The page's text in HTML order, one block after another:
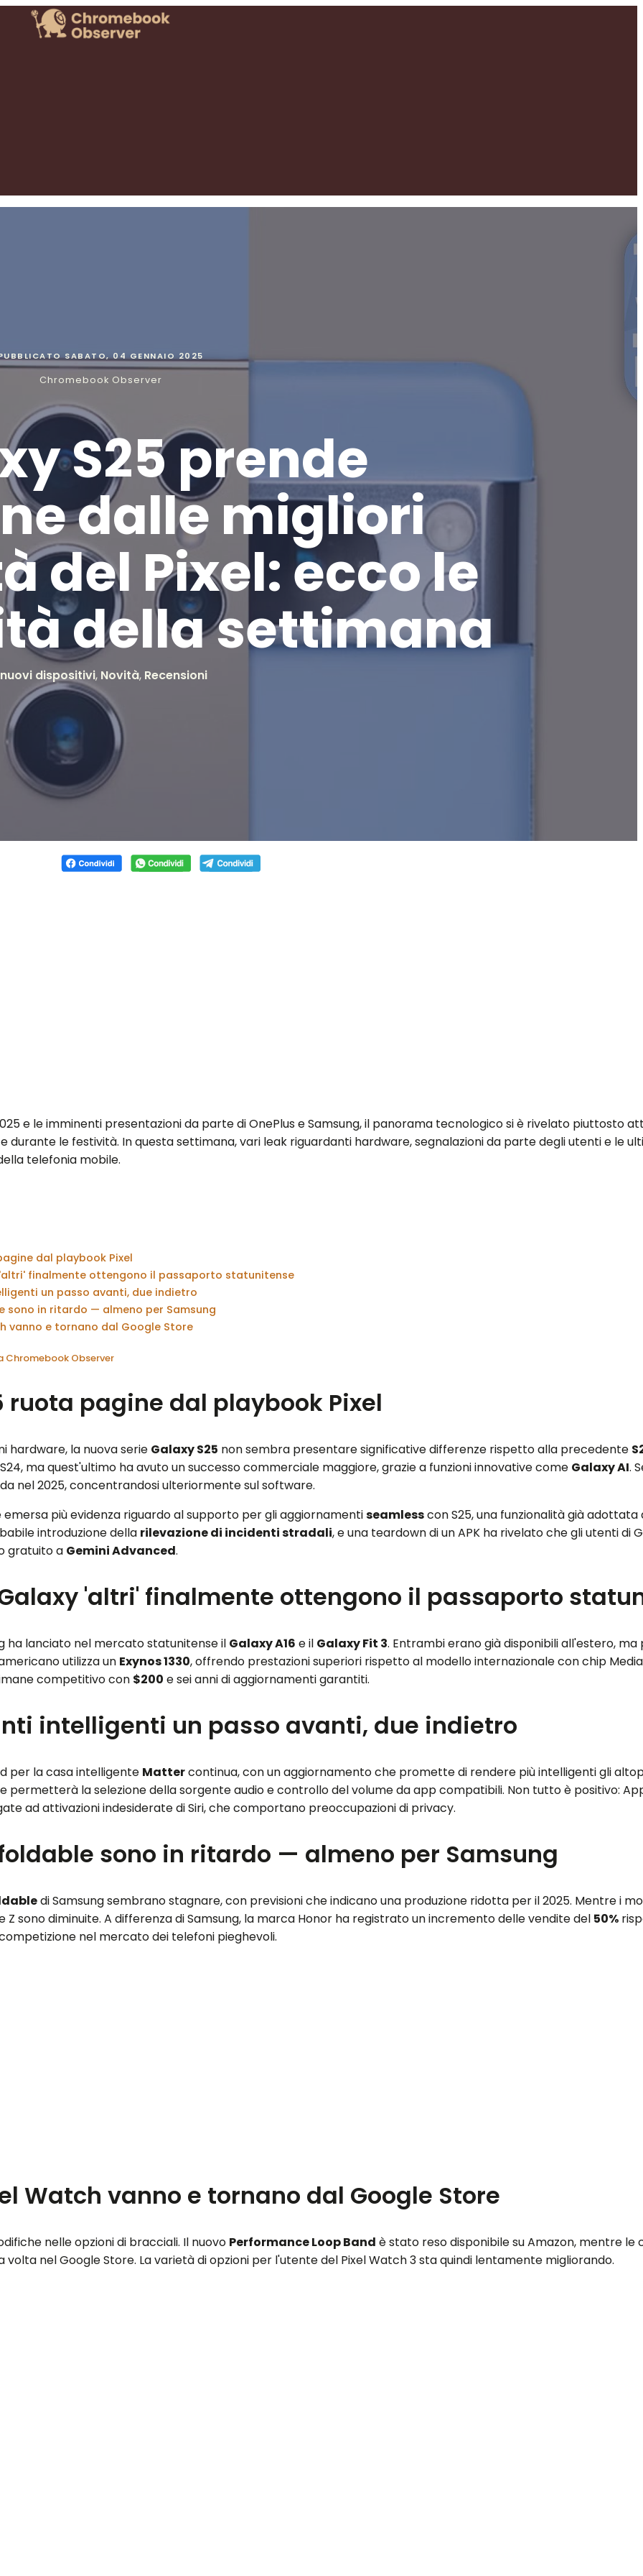
SABATO, 04 GENNAIO 2025
Chromebook Observer
S25 prende
dalle migliori
del Pixel: ecco le
della settimana
dispositivi, Novità, Recensioni
e le imminenti presentazioni da parte di OnePlus e Samsung, il panorama tecnologico si è rivelato piuttosto
durante le festività. In questa settimana, vari leak riguardanti hardware, segnalazioni da parte degli utenti e le
telefonia mobile.
dal playbook Pixel
finalmente ottengono il passaporto statunitense
un passo avanti, due indietro
sono in ritardo — almeno per Samsung
vanno e tornano dal Google Store
Chromebook Observer
ruota pagine dal playbook Pixel
hardware, la nuova serie Galaxy S25 non sembra presentare significative differenze rispetto alla precedente
ma quest'ultimo ha avuto un successo commerciale maggiore, grazie a funzioni innovative come Galaxy AI.
nel 2025, concentrandosi ulteriormente sul software.
emersa più evidenza riguardo al supporto per gli aggiornamentiseamlesscon S25, una funzionalità già
introduzione della rilevazione di incidenti stradali, e una teardown di un APK ha rivelato che gli utenti di
gratuito a Gemini Advanced.
'altri' finalmente ottengono il passaporto
ha lanciato nel mercato statunitense il Galaxy A16 e il Galaxy Fit 3. Entrambi erano già disponibili all'estero,
utilizza un Exynos 1330, offrendo prestazioni superiori rispetto al modello internazionale con chip
competitivo con $200 e sei anni di aggiornamenti garantiti.
intelligenti un passo avanti, due indietro
per la casa intelligente Mattercontinua, con un aggiornamento che promette di rendere più intelligenti gli
permetterà la selezione della sorgente audio e controllo del volume da app compatibili. Non tutto è positivo:
ad attivazioni indesiderate di Siri, che comportano preoccupazioni di privacy.
sono in ritardo — almeno per Samsung
di Samsung sembrano stagnare, con previsioni che indicano una produzione ridotta per il 2025. Mentre i
Z sono diminuite. A differenza di Samsung, la marca Honor ha registrato un incremento delle vendite del 50%
nel mercato dei telefoni pieghevoli.
Watch vanno e tornano dal Google Store
nelle opzioni di bracciali. Il nuovo Performance Loop Band è stato reso disponibile su Amazon, mentre le
volta nel Google Store. La varietà di opzioni per l'utente del Pixel Watch 3 sta quindi lentamente migliorando.